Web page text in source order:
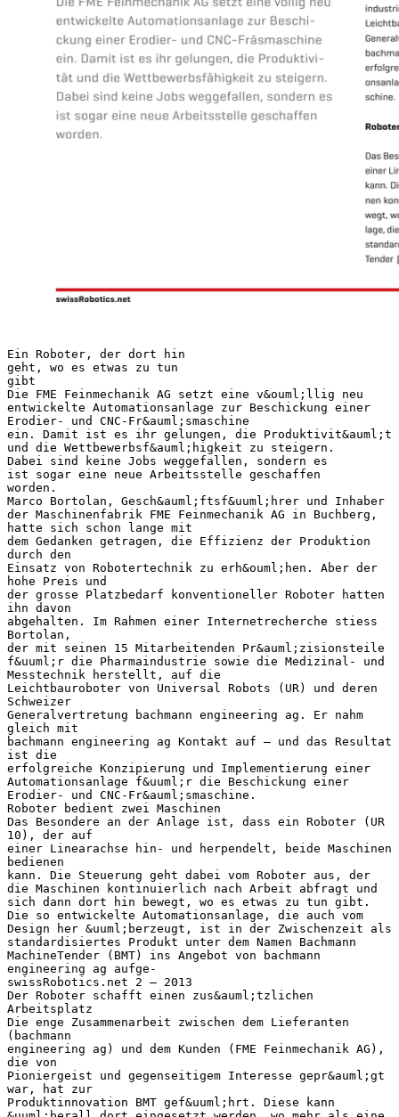
Ein Roboter, der dort hin
geht, wo es etwas zu tun
gibt
Die FME Feinmechanik AG setzt eine v&ouml;llig neu
entwickelte Automationsanlage zur Beschickung einer
Erodier- und CNC-Fr&auml;smaschine
ein. Damit ist es ihr gelungen, die Produktivit&auml;t
und die Wettbewerbsf&auml;higkeit zu steigern.
Dabei sind keine Jobs weggefallen, sondern es
ist sogar eine neue Arbeitsstelle geschaffen
worden.
Marco Bortolan, Gesch&auml;ftsf&uuml;hrer und Inhaber
der Maschinenfabrik FME Feinmechanik AG in Buchberg,
hatte sich schon lange mit
dem Gedanken getragen, die Effizienz der Produktion
durch den
Einsatz von Robotertechnik zu erh&ouml;hen. Aber der
hohe Preis und
der grosse Platzbedarf konventioneller Roboter hatten
ihn davon
abgehalten. Im Rahmen einer Internetrecherche stiess
Bortolan,
der mit seinen 15 Mitarbeitenden Pr&auml;zisionsteile
f&uuml;r die Pharmaindustrie sowie die Medizinal- und
Messtechnik herstellt, auf die
Leichtbauroboter von Universal Robots (UR) und deren
Schweizer
Generalvertretung bachmann engineering ag. Er nahm
gleich mit
bachmann engineering ag Kontakt auf – und das Resultat
ist die
erfolgreiche Konzipierung und Implementierung einer
Automationsanlage f&uuml;r die Beschickung einer
Erodier- und CNC-Fr&auml;smaschine.
Roboter bedient zwei Maschinen
Das Besondere an der Anlage ist, dass ein Roboter (UR
10), der auf
einer Linearachse hin- und herpendelt, beide Maschinen
bedienen
kann. Die Steuerung geht dabei vom Roboter aus, der
die Maschinen kontinuierlich nach Arbeit abfragt und
sich dann dort hin bewegt, wo es etwas zu tun gibt.
Die so entwickelte Automationsanlage, die auch vom
Design her &uuml;berzeugt, ist in der Zwischenzeit als
standardisiertes Produkt unter dem Namen Bachmann
MachineTender (BMT) ins Angebot von bachmann
engineering ag aufge-
swissRobotics.net 2 – 2013
Der Roboter schafft einen zus&auml;tzlichen
Arbeitsplatz
Die enge Zusammenarbeit zwischen dem Lieferanten
(bachmann
engineering ag) und dem Kunden (FME Feinmechanik AG),
die von
Pioniergeist und gegenseitigem Interesse gepr&auml;gt
war, hat zur
Produktinnovation BMT gef&uuml;hrt. Diese kann